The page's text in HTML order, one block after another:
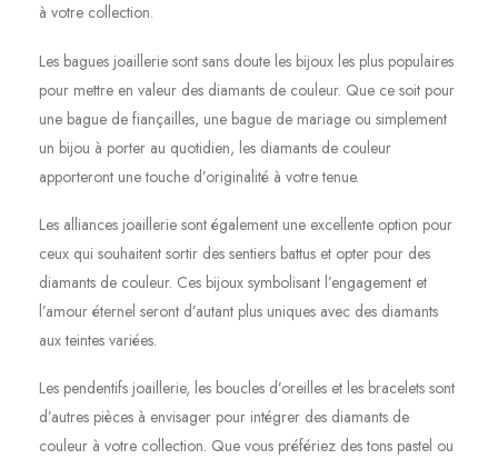
à votre collection.
Les bagues joaillerie sont sans doute les bijoux les plus populaires
pour mettre en valeur des diamants de couleur. Que ce soit pour
une bague de fiançailles, une bague de mariage ou simplement
un bijou à porter au quotidien, les diamants de couleur
apporteront une touche d’originalité à votre tenue.
Les alliances joaillerie sont également une excellente option pour
ceux qui souhaitent sortir des sentiers battus et opter pour des
diamants de couleur. Ces bijoux symbolisant l’engagement et
l’amour éternel seront d’autant plus uniques avec des diamants
aux teintes variées.
Les pendentifs joaillerie, les boucles d’oreilles et les bracelets sont
d’autres pièces à envisager pour intégrer des diamants de
couleur à votre collection. Que vous préfériez des tons pastel ou